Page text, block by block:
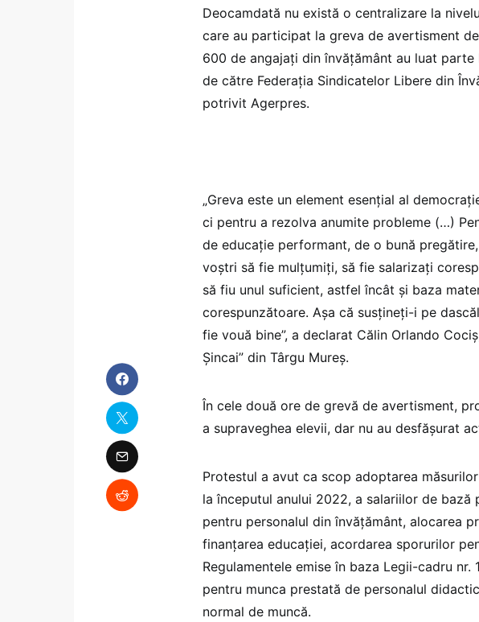
Deocamdată nu există o centralizare la
care au participat la greva de avertisment
600 de angajaţi din învăţământ au luat parte
de către Federaţia Sindicatelor Libere din
potrivit Agerpres.
„Greva este un element esenţial al
ci pentru a rezolva anumite probleme (…)
de educaţie performant, de o bună
voştri să fie mulţumiţi, să fie salarizaţi
să fiu unul suficient, astfel încât şi baza
corespunzătoare. Aşa că susţineţi-i pe
fie vouă bine”, a declarat Călin Orlando
Şincai” din Târgu Mureş.
În cele două ore de grevă de avertisment,
a supraveghea elevii, dar nu au desfăşurat
Protestul a avut ca scop adoptarea
la începutul anului 2022, a salariilor de bază
pentru personalul din învăţământ, alocarea
finanţarea educaţiei, acordarea sporurilor
Regulamentele emise în baza Legii-cadru
pentru munca prestată de personalul
normal de muncă.